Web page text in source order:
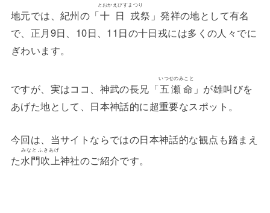
地元では、紀州の「十日戎
とおかえびすまつり
祭」発祥の地として有名
で、正月9日、10日、11日の十日戎には多くの人々でに
ぎわいます。
ですが、実はココ、神武の長兄「五瀬命
いつせのみこと
」が雄叫びを
あげた地として、日本神話的に超重要なスポット。
今回は、当サイトならではの日本神話的な観点も踏まえ
た水門吹上
みなとふきあげ
神社のご紹介です。